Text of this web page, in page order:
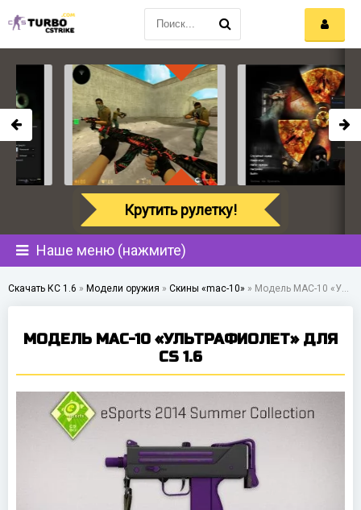
Наше меню (нажмите)
Скачать КС 1.6 » Модели оружия » Скины «mac-10» » Модель MAC-10 «Ультрафиолет» для CS 1.6
МОДЕЛЬ MAC-10 «УЛЬТРАФИОЛЕТ» ДЛЯ
CS 1.6
Крутить рулетку!